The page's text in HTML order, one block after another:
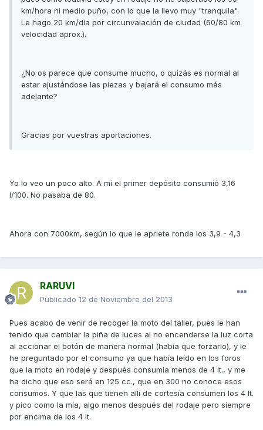
km/hora ni medio puño, con lo que la llevo muy "tranquila".
Le hago 20 km/día por circunvalación de ciudad (60/80 km
velocidad aprox.).
¿No os parece que consume mucho, o quizás es normal al
estar ajustándose las piezas y bajará el consumo más
adelante?
Gracias por vuestras aportaciones.
Yo lo veo un poco alto. A mí el primer depósito consumió 3,16
l/100. No pasaba de 80.
Ahora con 7000km, según lo que le apriete ronda los 3,9 - 4,3
RARUVI
Publicado 12 de Noviembre del 2013
Pues acabo de venir de recoger la moto del taller, pues le han
tenido que cambiar la piña de luces al no encenderse la luz corta
al accionar el botón de manera normal (había que forzarlo), y le
he preguntado por el consumo ya que había leído en los foros
que la moto en rodaje y después consumía menos de 4 lt., y me
ha dicho que eso será en 125 cc., que en 300 no conoce esos
consumos. Y que las que tienen allí de cortesía consumen los 4 lt.
y pico como la mía, algo menos después del rodaje pero siempre
por encima de los 4 lt.